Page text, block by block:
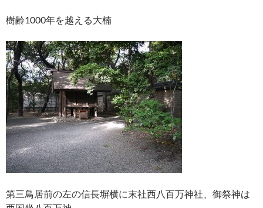
樹齢1000年を越える大楠
第三鳥居前の左の信長塀横に末社西八百万神社、御祭神は